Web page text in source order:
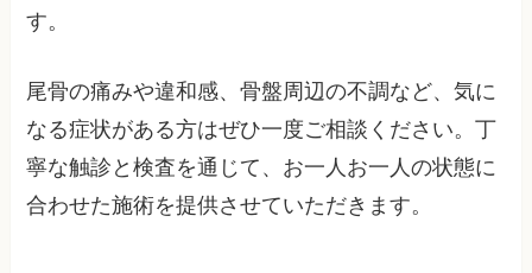
す。
尾骨の痛みや違和感、骨盤周辺の不調など、気に
なる症状がある方はぜひ一度ご相談ください。丁
寧な触診と検査を通じて、お一人お一人の状態に
合わせた施術を提供させていただきます。